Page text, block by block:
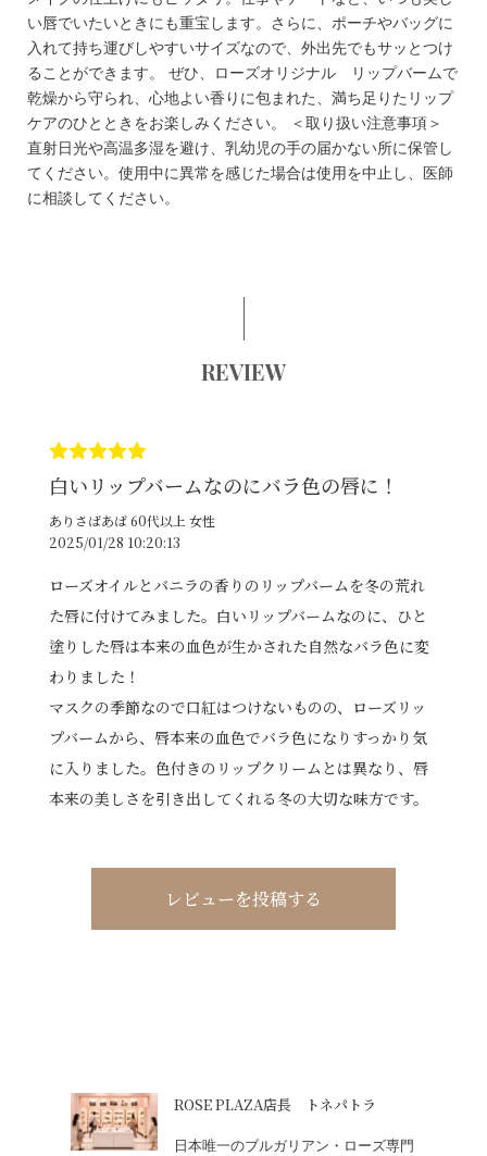
い唇でいたいときにも重宝します。さらに、ポーチやバッグに
入れて持ち運びしやすいサイズなので、外出先でもサッとつけ
ることができます。 ぜひ、ローズオリジナル リップバームで
乾燥から守られ、心地よい香りに包まれた、満ち足りたリップ
ケアのひとときをお楽しみください。 ＜取り扱い注意事項＞
直射日光や高温多湿を避け、乳幼児の手の届かない所に保管し
てください。使用中に異常を感じた場合は使用を中止し、医師
に相談してください。
REVIEW
白いリップバームなのにバラ色の唇に！
ありさばあば 60代以上 女性
2025/01/28 10:20:13
ローズオイルとバニラの香りのリップバームを冬の荒れ
た唇に付けてみました。白いリップバームなのに、ひと
塗りした唇は本来の血色が生かされた自然なバラ色に変
わりました！
マスクの季節なので口紅はつけないものの、ローズリッ
プバームから、唇本来の血色でバラ色になりすっかり気
に入りました。色付きのリップクリームとは異なり、唇
本来の美しさを引き出してくれる冬の大切な味方です。
レビューを投稿する
ROSE PLAZA店長 トネパトラ
日本唯一のブルガリアン・ローズ専門